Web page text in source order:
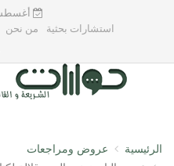
أغسطس 06,
استشارات بحثية
من نحن
الرئيسية
عروض ومراجعات